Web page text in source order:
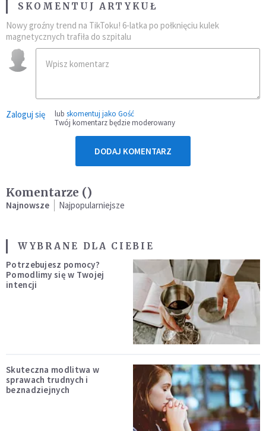
SKOMENTUJ ARTYKUŁ
Nowy groźny trend na TikToku! 6-latka po połknięciu kulek
magnetycznych trafiła do szpitalu
Zaloguj się lub skomentuj jako Gość
Twój komentarz będzie moderowany
DODAJ KOMENTARZ
Komentarze ()
Najnowsze Najpopularniejsze
WYBRANE DLA CIEBIE
Potrzebujesz pomocy?
Pomodlimy się w Twojej
intencji
Skuteczna modlitwa w
sprawach trudnych i
beznadziejnych